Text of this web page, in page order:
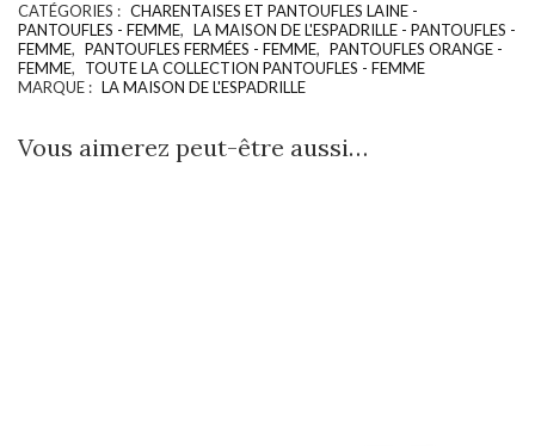
CATÉGORIES : CHARENTAISES ET PANTOUFLES LAINE -
PANTOUFLES - FEMME, LA MAISON DE L'ESPADRILLE - PANTOUFLES -
FEMME, PANTOUFLES FERMÉES - FEMME, PANTOUFLES ORANGE -
FEMME,
TOUTE LA COLLECTION PANTOUFLES - FEMME
MARQUE : LA MAISON DE L'ESPADRILLE
Vous aimerez peut-être aussi…